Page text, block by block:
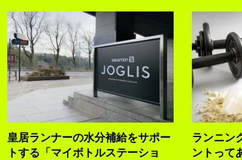
皇居ランナーの水分補給をサポー
トする「マイボトルステーショ
ランニン
ントって